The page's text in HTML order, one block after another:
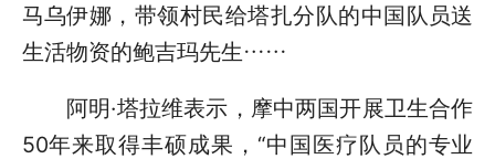
马乌伊娜，带领村民给塔扎分队的中国队员送
生活物资的鲍吉玛先生……
阿明·塔拉维表示，摩中两国开展卫生合作
50年来取得丰硕成果，“中国医疗队员的专业